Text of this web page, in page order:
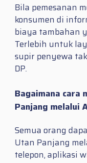
Bila pemesanan
konsumen di
biaya tambahan
Terlebih untuk
supir penyewa
DP.
Bagaimana cara
Panjang melalui
Semua orang
Utan Panjang
telepon, aplikasi